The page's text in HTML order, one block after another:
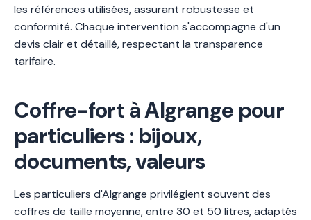
les références utilisées, assurant robustesse et
conformité. Chaque intervention s'accompagne d'un
devis clair et détaillé, respectant la transparence
tarifaire.
Coffre-fort à Algrange pour
particuliers : bijoux,
documents, valeurs
Les particuliers d'Algrange privilégient souvent des
coffres de taille moyenne, entre 30 et 50 litres, adaptés